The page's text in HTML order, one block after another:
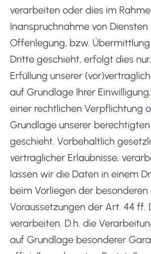
verarbeiten oder dies im
Inanspruchnahme von
Offenlegung, bzw.
Dritte geschieht, erfolgt dies
Erfüllung unserer
auf Grundlage Ihrer
einer rechtlichen Verpflichtung
Grundlage unserer
geschieht. Vorbehaltlich
vertraglicher Erlaubnisse,
lassen wir die Daten in einem
beim Vorliegen der besonderen
Voraussetzungen der Art. 44 ff.
verarbeiten. D.h. die
auf Grundlage besonderer